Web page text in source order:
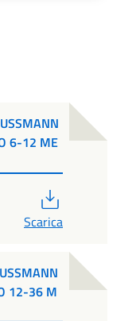
6-12 ME
Scarica
12-36 M